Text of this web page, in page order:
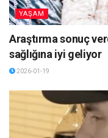
YAŞAM
Araştırma sonuç
sağlığına iyi geliyor
2026-01-19